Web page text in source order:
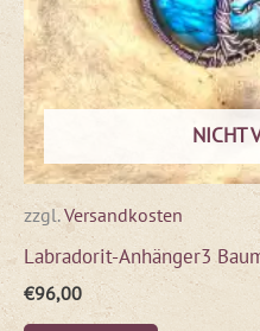
NICHT
zzgl.Versandkosten
Labradorit-Anhänger3
€96,00